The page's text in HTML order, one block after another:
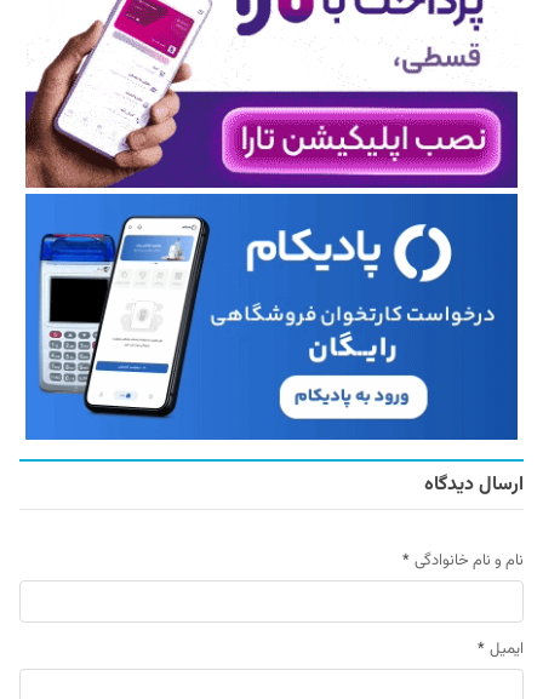
ارسال دیدگاه
نام و نام خانوادگی *
ایمیل *